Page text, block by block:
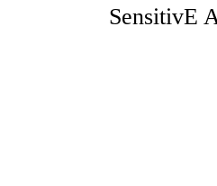
SensitivE